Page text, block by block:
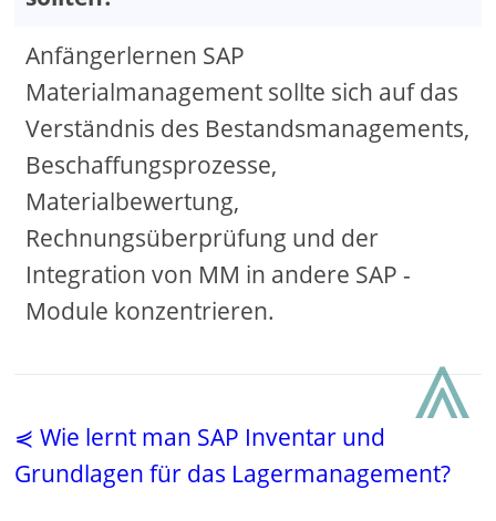
Anfängerlernen SAP
Materialmanagement sollte sich auf das
Verständnis des Bestandsmanagements,
Beschaffungsprozesse,
Materialbewertung,
Rechnungsüberprüfung und der
Integration von MM in andere SAP -
Module konzentrieren.
⋞ Wie lernt man SAP Inventar und
Grundlagen für das Lagermanagement?
⩓